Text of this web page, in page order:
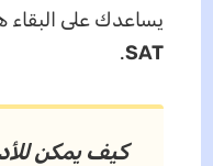
يساعدك على البقاء
SAT
.
كيف يمكن